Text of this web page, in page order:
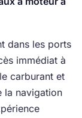
dans les ports
immédiat à
carburant et
la navigation